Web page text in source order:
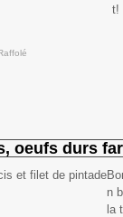
t!
oeufs durs
n
la